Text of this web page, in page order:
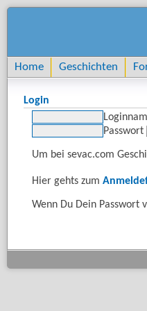
Home Geschichten
Login
Passwort
Um bei sevac.com
Hier gehts zum
Wenn Du Dein Passwort